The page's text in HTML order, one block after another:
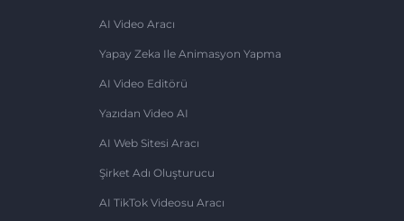
AI Video Aracı
Yapay Zeka Ile Animasyon Yapma
AI Video Editörü
Yazıdan Video AI
AI Web Sitesi Aracı
Şirket Adı Oluşturucu
AI TikTok Videosu Aracı